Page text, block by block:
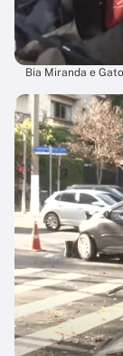
Bia Miranda e